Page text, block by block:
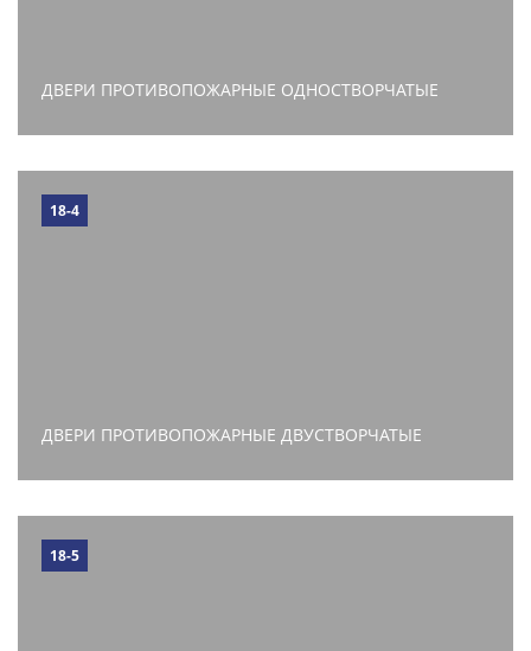
ДВЕРИ ПРОТИВОПОЖАРНЫЕ ОДНОСТВОРЧАТЫЕ
18-4
ДВЕРИ ПРОТИВОПОЖАРНЫЕ ДВУСТВОРЧАТЫЕ
18-5